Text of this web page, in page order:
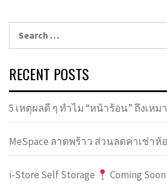
for:
RECENT POSTS
5 เหตุผลดี ๆ ทำไม “หน้าร้อน” ถึงเห
MeSpace ลาดพร้าว ส่วนลดค่าเช่าห้
i-Store Self Storage Coming